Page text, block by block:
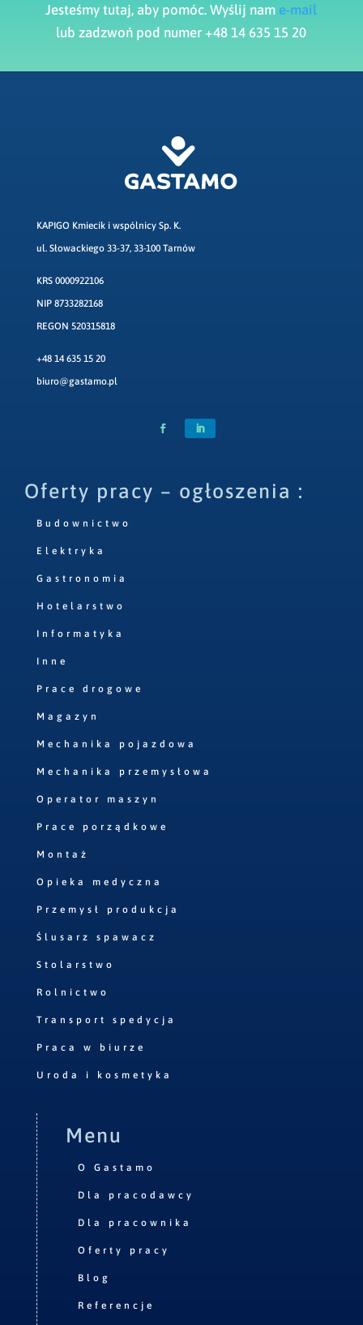
Jesteśmy tutaj, aby pomóc. Wyślij nam e-mail
lub zadzwoń pod numer +48 14 635 15 20
KAPIGO Kmiecik i wspólnicy Sp. K.
ul. Słowackiego 33-37, 33-100 Tarnów
KRS 0000922106
NIP 8733282168
REGON 520315818
+48 14 635 15 20
biuro@gastamo.pl
Oferty pracy – ogłoszenia :
Budownictwo
Elektryka
Gastronomia
Hotelarstwo
Informatyka
Inne
Prace drogowe
Magazyn
Mechanika pojazdowa
Mechanika przemysłowa
Operator maszyn
Prace porządkowe
Montaż
Opieka medyczna
Przemysł produkcja
Ślusarz spawacz
Stolarstwo
Rolnictwo
Transport spedycja
Praca w biurze
Uroda i kosmetyka
Menu
O Gastamo
Dla pracodawcy
Dla pracownika
Oferty pracy
Blog
Referencje